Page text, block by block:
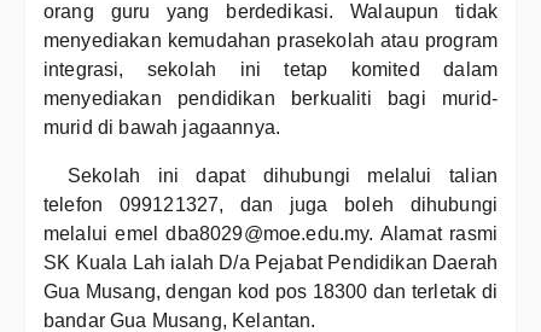
orang guru yang berdedikasi. Walaupun tidak
menyediakan kemudahan prasekolah atau program
integrasi, sekolah ini tetap komited dalam
menyediakan pendidikan berkualiti bagi murid-
murid di bawah jagaannya.
Sekolah ini dapat dihubungi melalui talian
telefon 099121327, dan juga boleh dihubungi
melalui emel dba8029@moe.edu.my. Alamat rasmi
SK Kuala Lah ialah D/a Pejabat Pendidikan Daerah
Gua Musang, dengan kod pos 18300 dan terletak di
bandar Gua Musang, Kelantan.